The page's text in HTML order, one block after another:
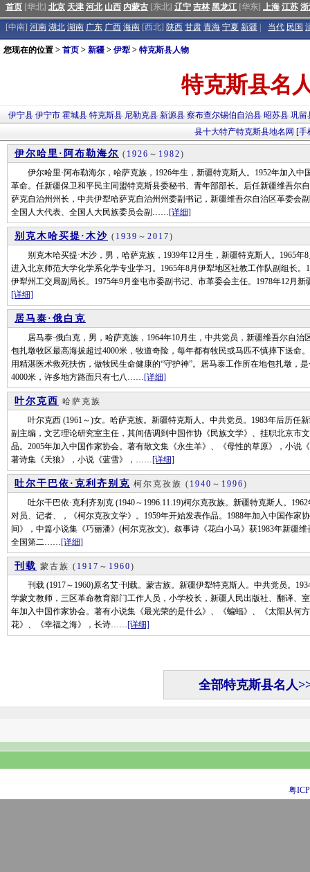
首页 [华北] 北京 天津 河北 山西 内蒙古 [东北] 辽宁 吉林 黑龙江 [华东] 上海 江苏
[中南] 河南 湖北 湖南 广东 广西 海南 [西北] 陕西 甘肃 青海 宁夏 新疆 当代 民国
您现在的位置 > 首页 > 新疆 > 伊犁 > 特克斯县人物
特克斯县名
伊宁县 伊宁市 霍城县 特克斯县 尼勒克县 新源县 察布查尔锡伯自治县 昭苏县 巩留
县十大特产特克斯县地名网 [手
伊尔哈里·阿布勒海尔 ( 1926 ～ 1982)
伊尔哈里·阿布勒海尔，哈萨克族，1926年生，新疆特克斯人。1952年加入中
革命。任新疆保卫和平民主同盟特克斯县委秘书、青年部部长。后任新疆维吾尔
萨克自治州州长，中共伊犁哈萨克自治州州委副书记，新疆维吾尔自治区革委会
全国人大代表、全国人大民族委员会副……[详细]
别克木哈买提·木沙 ( 1939 ～ 2017)
别克木哈买提·木沙，男，哈萨克族，1939年12月生，新疆特克斯人。1965年
进入北京师范大学化学系化学专业学习。1965年8月伊犁地区社教工作队副组长
伊犁州工交局副局长。1975年9月奎屯市委副书记、市革委会主任。1978年12月
[详细]
居马泰·俄白克
居马泰·俄白克，男，哈萨克族，1964年10月生，中共党员，新疆维吾尔自治
包扎墩牧区最高海拔超过4000米，牧道奇险，每年都有牧民或马匹不慎摔下送命
用精湛医术救死扶伤，做牧民生命健康的“守护神”。居马泰工作所在地包扎墩，
4000米，许多地方路面只有七八……[详细]
叶尔克西 哈萨克族
叶尔克西 (1961～)女。哈萨克族。新疆特克斯人。中共党员。1983年后历任
副主编，文艺理论研究室主任，其间借调到中国作协《民族文学》、挂职北京市
品。2005年加入中国作家协会。著有散文集《永生羊》、《母性的草原》，小说
著诗集《天狼》，小说《蓝雪》，……[详细]
吐尔干巴依·克利齐别克 柯尔克孜族 ( 1940 ～ 1996)
吐尔干巴依·克利齐别克 (1940～1996.11.19)柯尔克孜族。新疆特克斯人。
对员、记者、，《柯尔克孜文学》。1959年开始发表作品。1988年加入中国作家
间》，中篇小说集《巧丽潘》(柯尔克孜文)。叙事诗《花白小马》获1983年新疆
全国第二……[详细]
刊载 蒙古族 ( 1917 ～ 1960)
刊载 (1917～1960)原名艾·刊载。蒙古族。新疆伊犁特克斯人。中共党员。
学蒙文教师，三区革命教育部门工作人员，小学校长，新疆人民出版社、翻译、
年加入中国作家协会。著有小说集《最光荣的是什么》、《蝙蝠》、《太阳从何
花》、《幸福之海》，长诗……[详细]
全部特克斯县名人
粤